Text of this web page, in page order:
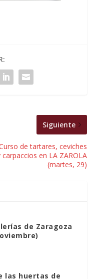
Siguiente
de tartares, ceviches
carpaccios en LA ZAROLA
(martes, 29)
de Zaragoza
las huertas de